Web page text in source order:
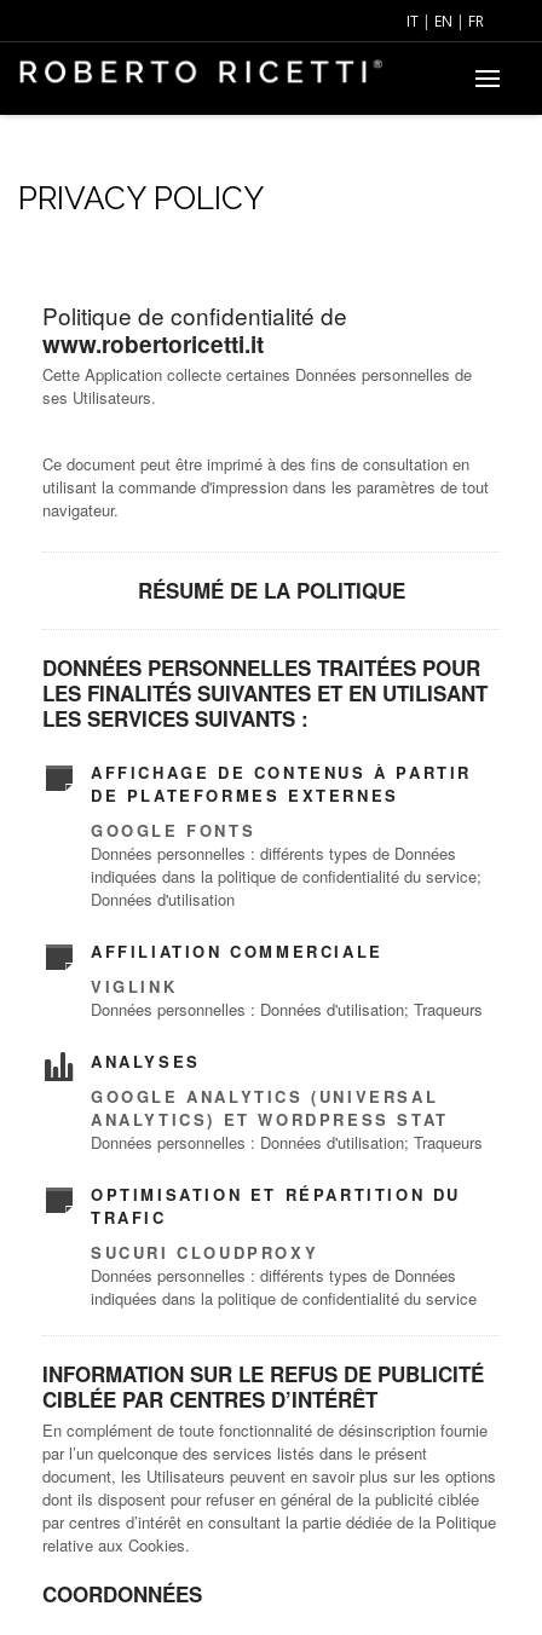
IT | EN | FR
PRIVACY POLICY
Politique de confidentialité de
www.robertoricetti.it
Cette Application collecte certaines Données personnelles de
ses Utilisateurs.
Ce document peut être imprimé à des fins de consultation en
utilisant la commande d'impression dans les paramètres de tout
navigateur.
RÉSUMÉ DE LA POLITIQUE
DONNÉES PERSONNELLES TRAITÉES POUR
LES FINALITÉS SUIVANTES ET EN UTILISANT
LES SERVICES SUIVANTS :
AFFICHAGE DE CONTENUS À PARTIR
DE PLATEFORMES EXTERNES
GOOGLE FONTS
Données personnelles : différents types de Données
indiquées dans la politique de confidentialité du service;
Données d'utilisation
AFFILIATION COMMERCIALE
VIGLINK
Données personnelles : Données d'utilisation; Traqueurs
ANALYSES
GOOGLE ANALYTICS (UNIVERSAL
ANALYTICS) ET WORDPRESS STAT
Données personnelles : Données d'utilisation; Traqueurs
OPTIMISATION ET RÉPARTITION DU
TRAFIC
SUCURI CLOUDPROXY
Données personnelles : différents types de Données
indiquées dans la politique de confidentialité du service
INFORMATION SUR LE REFUS DE PUBLICITÉ
CIBLÉE PAR CENTRES D’INTÉRÊT
En complément de toute fonctionnalité de désinscription fournie
par l’un quelconque des services listés dans le présent
document, les Utilisateurs peuvent en savoir plus sur les options
dont ils disposent pour refuser en général de la publicité ciblée
par centres d’intérêt en consultant la partie dédiée de la Politique
relative aux Cookies.
COORDONNÉES